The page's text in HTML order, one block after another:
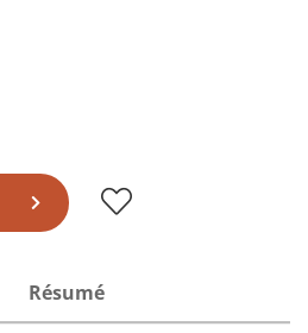
Résumé